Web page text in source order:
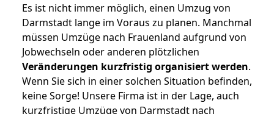
Es ist nicht immer möglich, einen Umzug von
Darmstadt lange im Voraus zu planen. Manchmal
müssen Umzüge nach Frauenland aufgrund von
Jobwechseln oder anderen plötzlichen
Veränderungen kurzfristig organisiert werden.
Wenn Sie sich in einer solchen Situation befinden,
keine Sorge! Unsere Firma ist in der Lage, auch
kurzfristige Umzüge von Darmstadt nach